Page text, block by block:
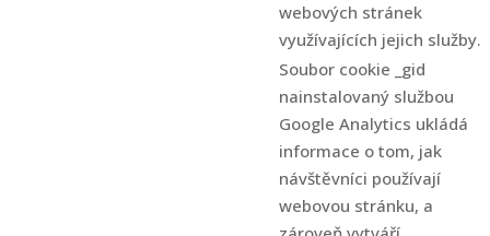
webových stránek
využívajících jejich služby.
Soubor cookie _gid
nainstalovaný službou
Google Analytics ukládá
informace o tom, jak
návštěvníci používají
webovou stránku, a